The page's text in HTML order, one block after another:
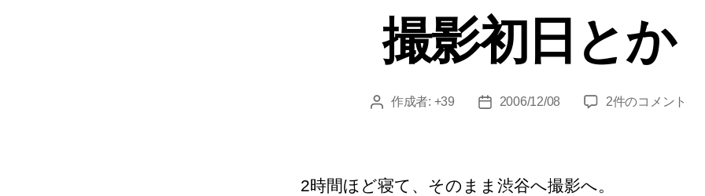
リ
ー
撮影初日とか
投 作成者: +39
投
2006/12/08
撮
2件のコメント
2時間ほど寝て、そのまま渋谷へ撮影へ。